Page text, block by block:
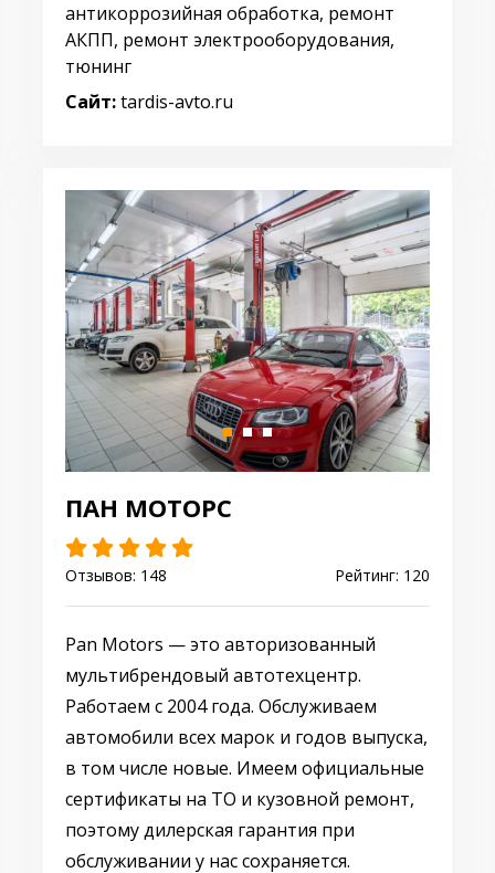
антикоррозийная обработка, ремонт
АКПП, ремонт электрооборудования,
тюнинг
Сайт:tardis-avto.ru
ПАН МОТОРС
Отзывов: 148 Рейтинг: 120
Pan Motors — это авторизованный
мультибрендовый автотехцентр.
Работаем с 2004 года. Обслуживаем
автомобили всех марок и годов выпуска,
в том числе новые. Имеем официальные
сертификаты на ТО и кузовной ремонт,
поэтому дилерская гарантия при
обслуживании у нас сохраняется.